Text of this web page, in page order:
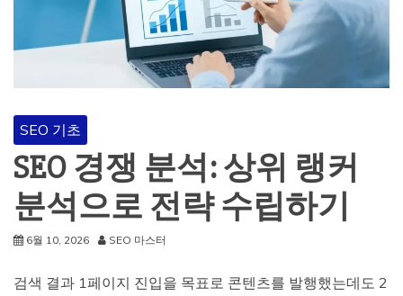
SEO 기초
SEO 경쟁 분석: 상위 랭커
분석으로 전략 수립하기
6월 10, 2026 SEO 마스터
검색 결과 1페이지 진입을 목표로 콘텐츠를 발행했는데도 2